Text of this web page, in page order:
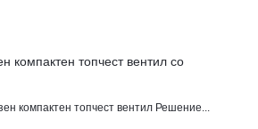
компактен топчест вентил Решение...